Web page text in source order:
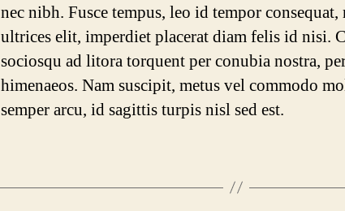
nec nibh. Fusce tempus, leo id tempor consequat,
ultrices elit, imperdiet placerat diam felis id nisi.
sociosqu ad litora torquent per conubia nostra,
himenaeos. Nam suscipit, metus vel commodo
semper arcu, id sagittis turpis nisl sed est.